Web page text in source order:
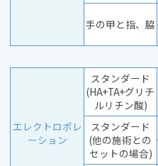
手の甲と指、脇
エレクトロポレ
ーション
スタンダード
(HA+TA+グリチ
ルリチン酸)
スタンダード
(他の施術との
セットの場合)